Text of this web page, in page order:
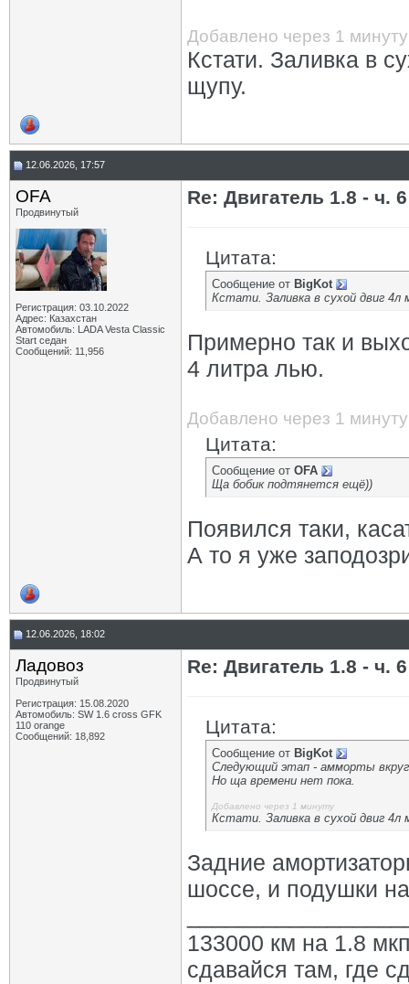
Добавлено через 1 минуту
Кстати. Заливка в
щупу.
12.06.2026, 17:57
OFA
Продвинутый
Регистрация: 03.10.2022
Адрес: Казахстан
Автомобиль: LADA Vesta Classic
Start седан
Сообщений: 11,956
Re: Двигатель 1.8 - ч. 6
Цитата:
Сообщение от BigKot
Кстати. Заливка в сухой двиг 4л
Примерно так и
4 литра лью.
Добавлено через 1 минуту
Цитата:
Сообщение от OFA
Ща бобик подтянется ещё))
Появился таки,
А то я уже
12.06.2026, 18:02
Ладовоз
Продвинутый
Регистрация: 15.08.2020
Автомобиль: SW 1.6 cross GFK
110 orange
Сообщений: 18,892
Re: Двигатель 1.8 - ч. 6
Цитата:
Сообщение от BigKot
Следующий этап - амморты
Но ща времени нет пока.
Добавлено через 1 минуту
Кстати. Заливка в сухой двиг 4л
Задние
шоссе, и подушки
133000 км на 1.8
сдавайся там, где